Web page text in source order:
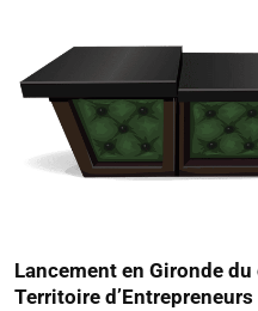
Lancement en Gironde
Territoire